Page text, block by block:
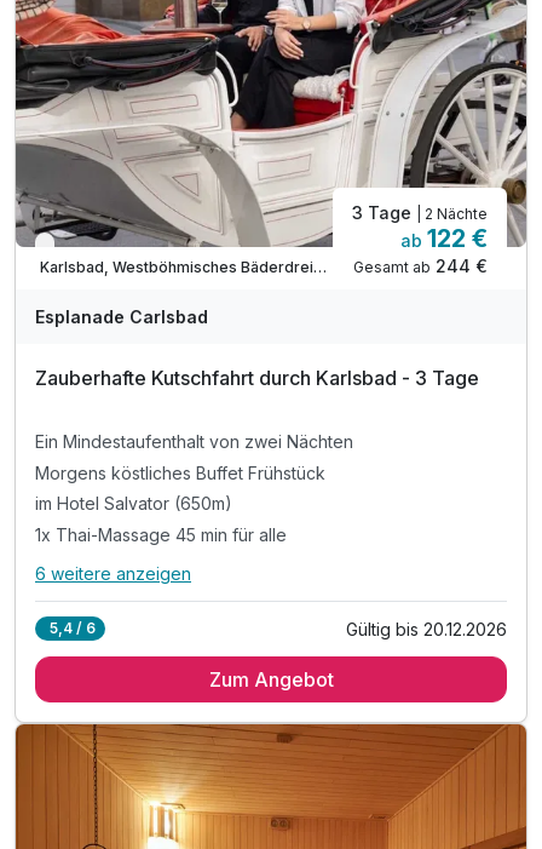
Verfügbar bis Dezember
Karlsbad, Westböhmisches Bäderdreieck
3 Tage | 2 Nächte
ab 122 €
Gesamt ab 244 €
Esplanade Carlsbad
Zauberhafte Kutschfahrt durch Karlsbad - 3 Tage
Ein Mindestaufenthalt von zwei Nächten
Morgens köstliches Buffet Frühstück
im Hotel Salvator (650m)
1х Thai-Massage 45 min für alle
Alle Inklusivleistungen
Morgens köstliches Buffet Frühstück
1х Thai-Massage 45 min für alle
Kutschenfahrt durch die historische Altstadt 45min
Tee- und Kaffeemaschine auf dem Zimmer
WLAN-Nutzung
6 weitere anzeigen
5,4 / 6 Gültig bis 20.12.2026
Zum Angebot